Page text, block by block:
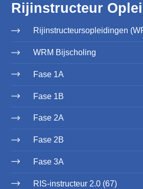
Rijinstructeursopleidingen
WRM Bijscholing
Fase 1A
Fase 1B
Fase 2A
Fase 2B
Fase 3A
RIS-instructeur 2.0 (67)